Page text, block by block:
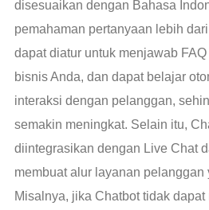
disesuaikan dengan Bahasa
pemahaman pertanyaan lebih
dapat diatur untuk menjawab
bisnis Anda, dan dapat belajar
interaksi dengan pelanggan,
semakin meningkat. Selain itu,
diintegrasikan dengan Live Chat
membuat alur layanan pelanggan
Misalnya, jika Chatbot tidak